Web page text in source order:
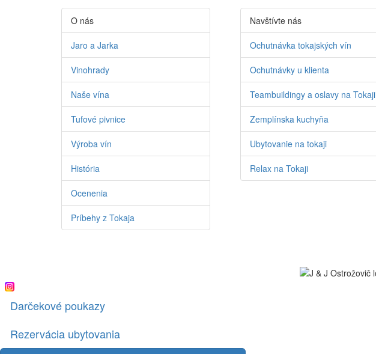
O nás
Jaro a Jarka
Vinohrady
Naše vína
Tufové pivnice
Výroba vín
História
Ocenenia
Príbehy z Tokaja
Navštívte nás
Ochutnávka tokajských vín
Ochutnávky u klienta
Teambuildingy a oslavy na Tokaji
Zemplínska kuchyňa
Ubytovanie na tokaji
Relax na Tokaji
Darčekové poukazy
Rezervácia ubytovania